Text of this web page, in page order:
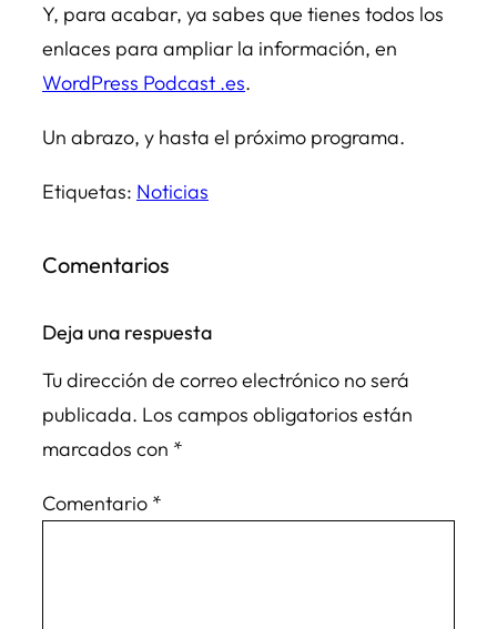
Y, para acabar, ya sabes que tienes todos los
enlaces para ampliar la información, en
WordPress Podcast .es.
Un abrazo, y hasta el próximo programa.
Etiquetas: Noticias
Comentarios
Deja una respuesta
Tu dirección de correo electrónico no será
publicada. Los campos obligatorios están
marcados con *
Comentario *